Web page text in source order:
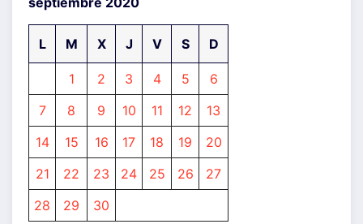
L M X J V S D
1 2 3 4 5
6
7
8 9 10 11 12
13
14
15 16 17 18 19
20
21
22 23 24 25 26
27
28
29 30